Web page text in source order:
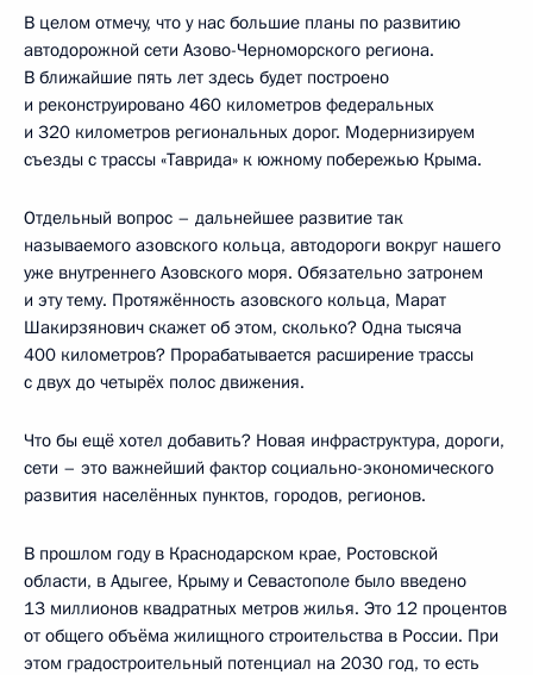
В целом отмечу, что у нас большие планы по развитию
автодорожной сети Азово-Черноморского региона.
В ближайшие пять лет здесь будет построено
и реконструировано 460 километров федеральных
и 320 километров региональных дорог. Модернизируем
съезды с трассы «Таврида» к южному побережью Крыма.
Отдельный вопрос – дальнейшее развитие так
называемого азовского кольца, автодороги вокруг нашего
уже внутреннего Азовского моря. Обязательно затронем
и эту тему. Протяжённость азовского кольца, Марат
Шакирзянович скажет об этом, сколько? Одна тысяча
400 километров? Прорабатывается расширение трассы
с двух до четырёх полос движения.
Что бы ещё хотел добавить? Новая инфраструктура, дороги,
сети – это важнейший фактор социально-экономического
развития населённых пунктов, городов, регионов.
В прошлом году в Краснодарском крае, Ростовской
области, в Адыгее, Крыму и Севастополе было введено
13 миллионов квадратных метров жилья. Это 12 процентов
от общего объёма жилищного строительства в России. При
этом градостроительный потенциал на 2030 год, то есть